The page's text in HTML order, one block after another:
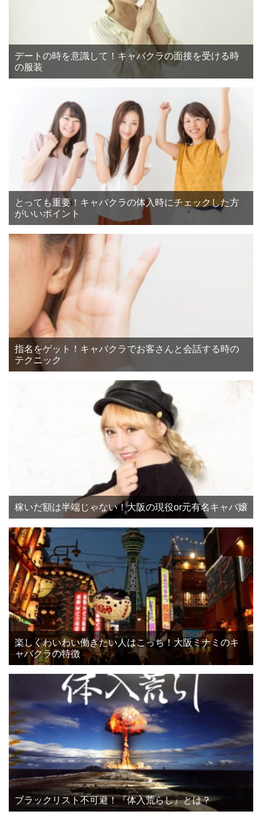
デートの時を意識して！キャバクラの面接を受ける時
の服装
とっても重要！キャバクラの体入時にチェックした方
がいいポイント
指名をゲット！キャバクラでお客さんと会話する時の
テクニック
稼いだ額は半端じゃない！大阪の現役or元有名キャバ嬢
楽しくわいわい働きたい人はこっち！大阪ミナミのキ
ャバクラの特徴
ブラックリスト不可避！『体入荒らし』とは？